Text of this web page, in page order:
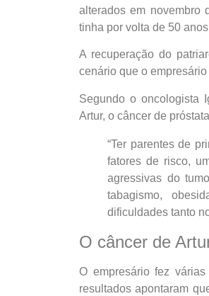
alterados em novembro
tinha por volta de 50
A recuperação do
cenário que o
Segundo o oncologista
Artur, o câncer de
“Ter parentes de
fatores de risco,
agressivas do
tabagismo,
dificuldades tanto
O câncer de
O empresário fez
resultados apontaram